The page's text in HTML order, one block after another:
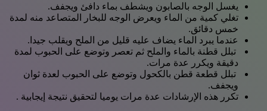
يغسل الوجه بالصابون ويشطف بماء دافئ ويجفف.
تغلي كمية من الماء ويعرض الوجه للبخار المتصاعد منه لمدة
خمس دقائق.
عندما يبرد الماء يضاف عليه قليل من الملح ويقلب جيدا.
تبلل قطنة بالماء والملح ثم تعصر وتوضع على الحبوب لمدة
دقيقة ويكرر عدة مرات.
تبلل قطعة قطن بالكحول وتوضع على الحبوب لعدة ثوان
ويجفف.
تكرر هذه الإرشادات عدة مرات يوميا لتحقيق نتيجة إيجابية .